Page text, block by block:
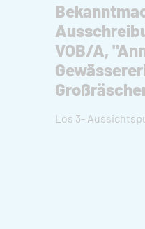
VOB/A,
Los 3-